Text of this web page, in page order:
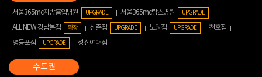
서울365mc지방흡입병원 UPGRADE 서울365mc람스병원 UPGRADE
ALL NEW 강남본점 확장 신촌점 UPGRADE 노원점 UPGRADE
천호점
영등포점
UPGRADE 성신여대점